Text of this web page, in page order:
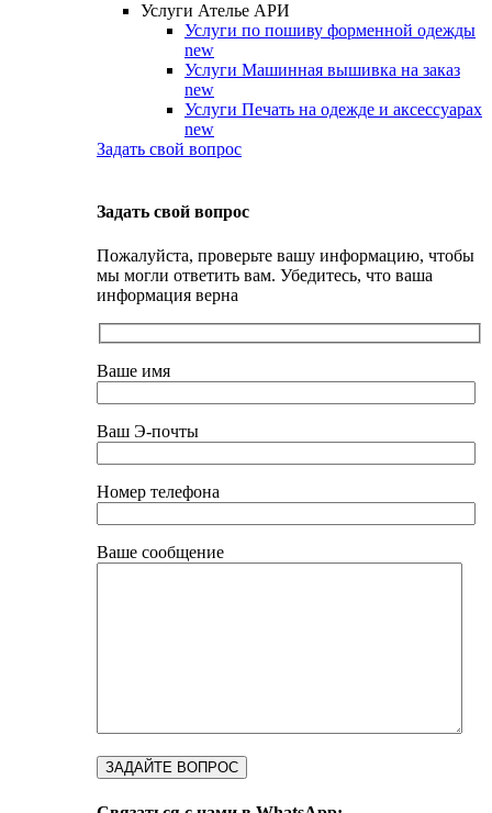
Услуги Ателье АРИ
Услуги по пошиву форменной одежды
new
Услуги Машинная вышивка на заказ
new
Услуги Печать на одежде и аксессуарах
new
Задать свой вопрос
Задать свой вопрос
Пожалуйста, проверьте вашу информацию, чтобы
мы могли ответить вам. Убедитесь, что ваша
информация верна
Ваше имя
Ваш Э-почты
Номер телефона
Ваше сообщение